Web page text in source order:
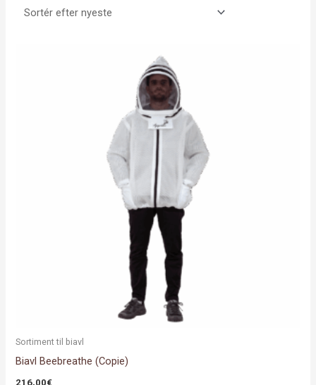
Sortiment til biavl
Biavl Beebreathe (Copie)
216,00€
vare
har
flere
varianter.
Mulighederne
kan
vælges
på
varesiden